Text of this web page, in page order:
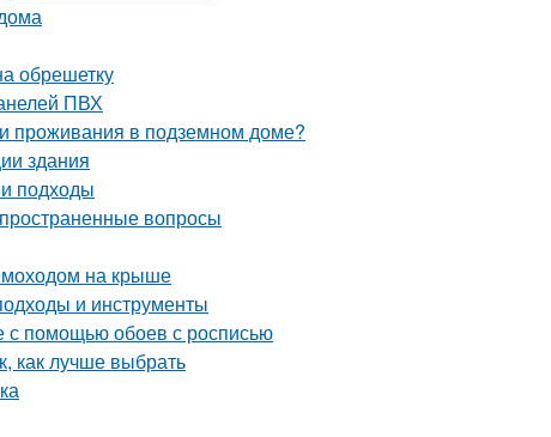
обрешетку
ПВХ
проживания в подземном доме?
здания
подходы
вопросы
на крыше
и инструменты
с помощью обоев с росписью
как лучше выбрать